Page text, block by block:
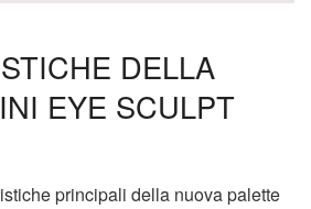
DELLA
EYE SCULPT
principali della nuova palette